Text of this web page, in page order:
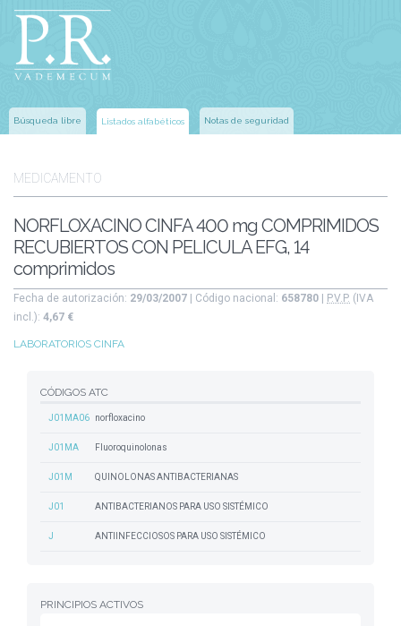
Búsqueda libre Listados alfabéticos Notas de seguridad
MEDICAMENTO
NORFLOXACINO CINFA 400 mg COMPRIMIDOS
RECUBIERTOS CON PELICULA EFG, 14
comprimidos
Fecha de autorización: 29/03/2007 | Código nacional: 658780 P.V.P. (IVA
incl.): 4,67 €
LABORATORIOS CINFA
CÓDIGOS ATC
J01MA06 norfloxacino
J01MA Fluoroquinolonas
J01M QUINOLONAS ANTIBACTERIANAS
J01 ANTIBACTERIANOS PARA USO SISTÉMICO
J ANTIINFECCIOSOS PARA USO SISTÉMICO
PRINCIPIOS ACTIVOS